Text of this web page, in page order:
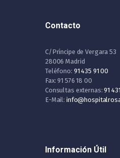
Contacto
C/Príncipe de Vergara 53
28006 Madrid
Teléfono: 91 435 91 00
Fax: 91 576 18 00
Consultas externas:91
E-Mail:
Información Útil